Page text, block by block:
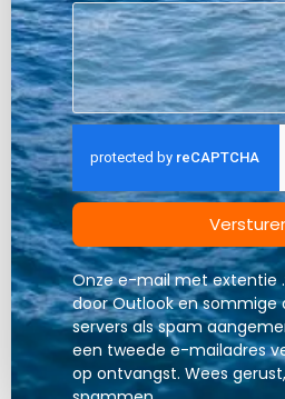
Onze e-mail met extentie
door Outlook en
servers als spam
een tweede e-mailadres
op ontvangst. Wees